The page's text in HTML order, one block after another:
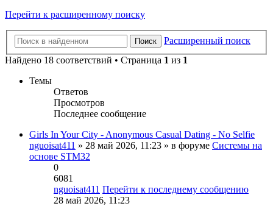
Перейти к расширенному поиску
Поиск
Расширенный поиск
Найдено 18 соответствий • Страница 1 из 1
Темы
Ответов
Просмотров
Последнее сообщение
Girls In Your City - Anonymous Casual Dating - No Selfie
nguoisat411 » 28 май 2026, 11:23 » в форуме Системы на
основе STM32
0
6081
nguoisat411 Перейти к последнему сообщению
28 май 2026, 11:23